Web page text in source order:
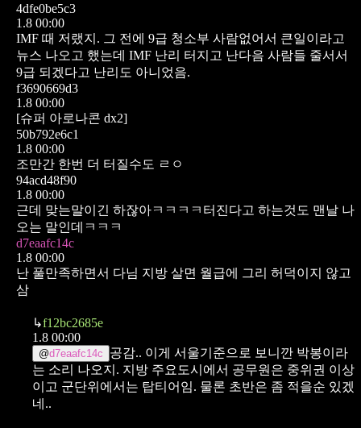
4dfe0be5c3
1.8 00:00
IMF 때 저랬지. 그 전에 9급 청소부 사람없어서 큰일이라고
뉴스 나오고 했는데 IMF 난리 터지고 난다음 사람들 줄서서
9급 되겠다고 난리도 아니었음.
f3690669d3
1.8 00:00
[슈퍼 아로나콘 dx2]
50b792e6c1
1.8 00:00
조만간 한번 더 터질수도 ㄹㅇ
94acd48f90
1.8 00:00
근데 맞는말이긴 하잖아ㅋㅋㅋㅋ터진다고 하는것도 맨날 나
오는 말인데ㅋㅋㅋ
d7eaafc14c
1.8 00:00
난 풀만족하면서 다님 지방 살면 월급에 그리 허덕이지 않고
삼
↳f12bc2685e
1.8 00:00
@d7eaafc14c
공감.. 이게 서울기준으로 보니깐 박봉이라
는 소리 나오지. 지방 주요도시에서 공무원은 중위권 이상
이고 군단위에서는 탑티어임. 물론 초반은 좀 적을순 있겠
네..